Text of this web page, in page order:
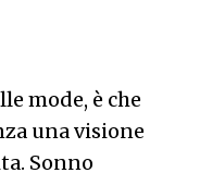
mode, è che
una visione
Sonno